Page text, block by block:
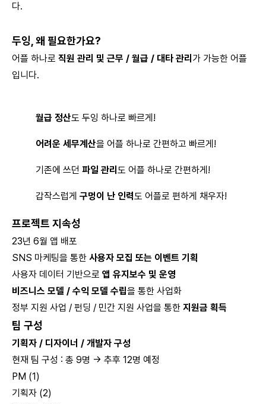
다.
두잉, 왜 필요한가요?
어플 하나로 직원 관리 및 근무 / 월급 / 대타 관리 가 가능한 어플
입니다.
월급 정산도 두잉 하나로 빠르게!
어려운 세무계산을 어플 하나로 간편하고 빠르게!
기존에 쓰던 파일 관리 도 어플 하나로 간편하게!
갑작스럽게 구멍이 난 인력도 어플로 편하게 채우자!
프로젝트 지속성
23년 6월 앱 배포
SNS 마케팅을 통한 사용자 모집 또는 이벤트 기획
사용자 데이터 기반으로 앱 유지보수 및 운영
비즈니스 모델 / 수익 모델 수립을 통한 사업화
정부 지원 사업 / 펀딩 / 민간 지원 사업을 통한 지원금 획득
팀 구성
기획자 / 디자이너 / 개발자 구성
현재 팀 구성 : 총 9명 → 추후 12명 예정
PM (1)
기획자 (2)